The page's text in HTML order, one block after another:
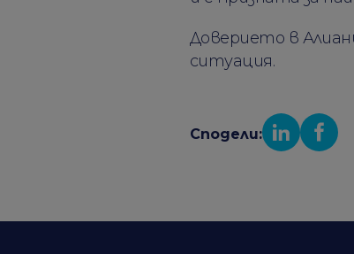
Доверието в
ситуация.
Сподели: